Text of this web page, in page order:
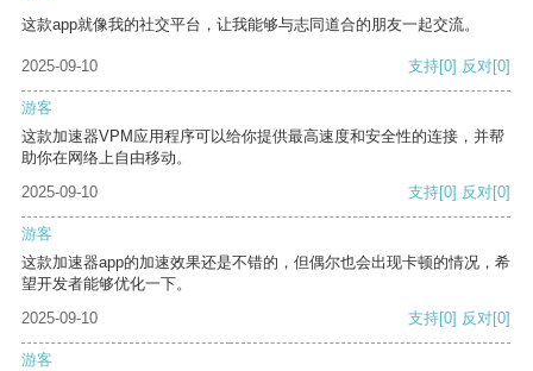
这款app就像我的社交平台，让我能够与志同道合的朋友一起交流。
2025-09-10 支持[0] 反对[0]
游客
这款加速器VPM应用程序可以给你提供最高速度和安全性的连接，并帮
助你在网络上自由移动。
2025-09-10
支持[0] 反对[0]
游客
这款加速器app的加速效果还是不错的，但偶尔也会出现卡顿的情况，希
望开发者能够优化一下。
2025-09-10
支持[0] 反对[0]
游客